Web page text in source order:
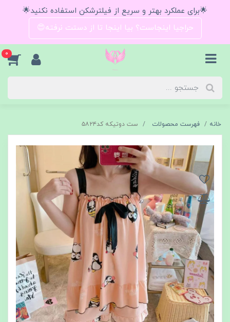
🌟برای عملکرد بهتر و سریع از فیلترشکن استفاده نکنید🌟
حراجیا اینجاست؟ بیا اینجا تا از دستت نرفته😍
0
خانه فهرست محصولات ست دوتیکه کد۵۸۲۴